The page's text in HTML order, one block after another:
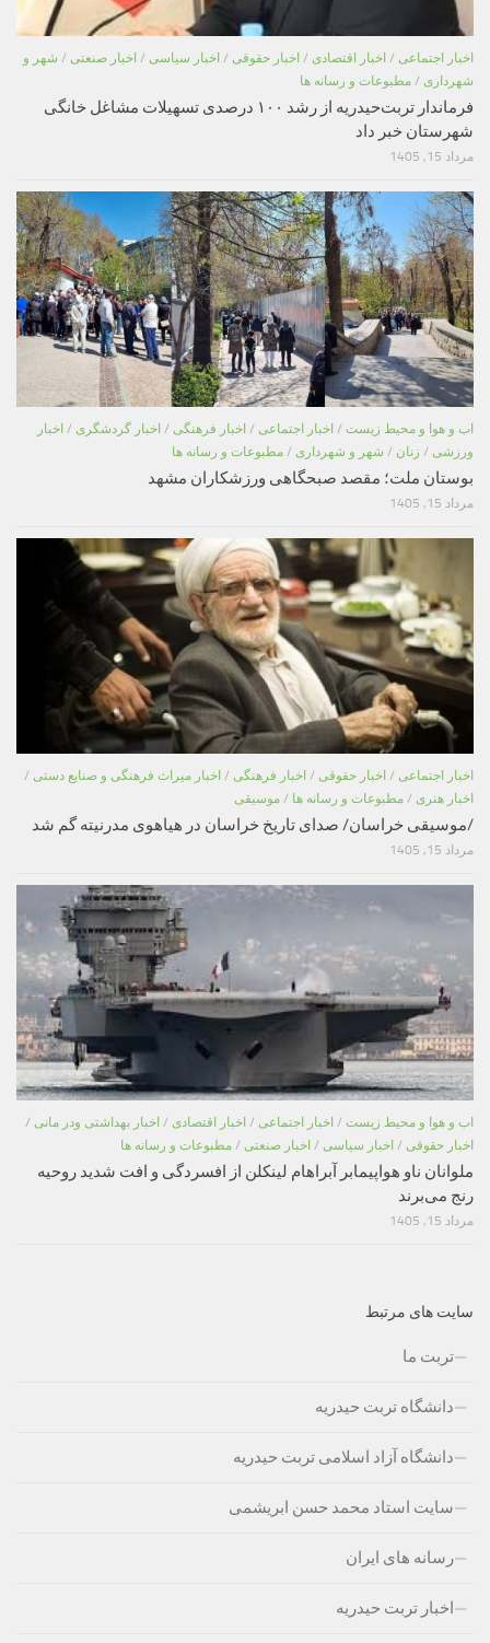
اخبار اجتماعی / اخبار اقتصادی / اخبار حقوقی / اخبار سیاسی / اخبار صنعتی / شهر و
شهرداری / مطبوعات و رسانه ها
فرماندار تربت‌حیدریه از رشد ۱۰۰ درصدی تسهیلات مشاغل خانگی
شهرستان خبر داد
مرداد 15, 1405
اب و هوا و محیط زیست / اخبار اجتماعی / اخبار فرهنگی / اخبار گردشگری / اخبار
ورزشی / زنان / شهر و شهرداری / مطبوعات و رسانه ها
بوستان ملت؛ مقصد صبحگاهی ورزشکاران مشهد
مرداد 15, 1405
اخبار اجتماعی / اخبار حقوقی / اخبار فرهنگی / اخبار میراث فرهنگی و صنایع دستی /
اخبار هنری / مطبوعات و رسانه ها / موسیقی
/موسیقی خراسان/ صدای تاریخ خراسان در هیاهوی مدرنیته گم شد
مرداد 15, 1405
اب و هوا و محیط زیست / اخبار اجتماعی / اخبار اقتصادی / اخبار بهداشتی ودر مانی /
اخبار حقوقی / اخبار سیاسی / اخبار صنعتی / مطبوعات و رسانه ها
ملوانان ناو هواپیمابر آبراهام لینکلن از افسردگی و افت شدید روحیه
رنج می‌برند
مرداد 15, 1405
سایت های مرتبط
تربت ما
دانشگاه تربت حیدریه
دانشگاه آزاد اسلامی تربت حیدریه
سایت استاد محمد حسن ابریشمی
رسانه های ایران
اخبار تربت حیدریه